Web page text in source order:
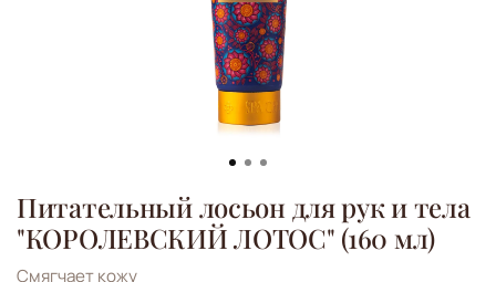
Питательный лосьон для рук и тела
"КОРОЛЕВСКИЙ ЛОТОС" (160 мл)
Смягчает кожу